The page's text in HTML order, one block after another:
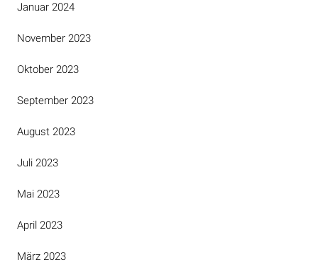
Januar 2024
November 2023
Oktober 2023
September 2023
August 2023
Juli 2023
Mai 2023
April 2023
März 2023